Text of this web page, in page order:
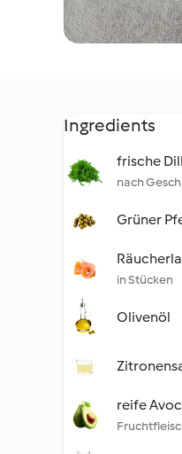
Ingredients
frische
nach
Grüner
in Stücken
Olivenöl
reife